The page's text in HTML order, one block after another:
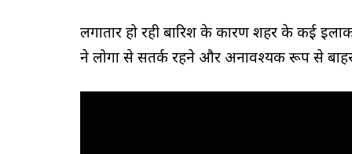
लगातार हो रही बारिश के कारण शहर के कई
ने लोगों से सतर्क रहने और अनावश्यक रूप से